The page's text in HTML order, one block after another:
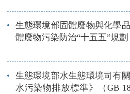
生態環境部固體廢物與化學
體廢物污染防治“十五五”規
生態環境部水生態環境司有
水污染物排放標準》（GB